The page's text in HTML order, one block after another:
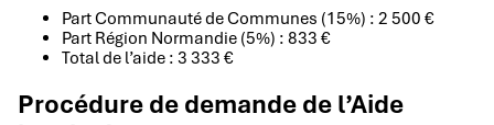
Part Communauté de Communes (15%) : 2 500 €
Part Région Normandie (5%) : 833 €
Total de l’aide : 3 333 €
Procédure de demande de l’Aide